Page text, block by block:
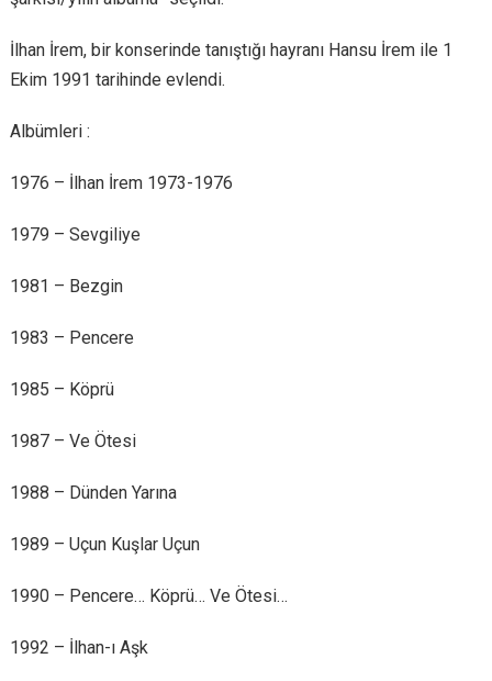
İlhan İrem, bir konserinde tanıştığı hayranı Hansu İrem ile 1
Ekim 1991 tarihinde evlendi.
Albümleri :
1976 – İlhan İrem 1973-1976
1979 – Sevgiliye
1981 – Bezgin
1983 – Pencere
1985 – Köprü
1987 – Ve Ötesi
1988 – Dünden Yarına
1989 – Uçun Kuşlar Uçun
1990 – Pencere… Köprü… Ve Ötesi…
1992 – İlhan-ı Aşk